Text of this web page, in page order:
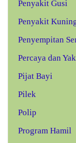
Penyakit Gusi
Penyakit
Penyempitan
Percaya dan
Pijat Bayi
Pilek
Polip
Program Hamil